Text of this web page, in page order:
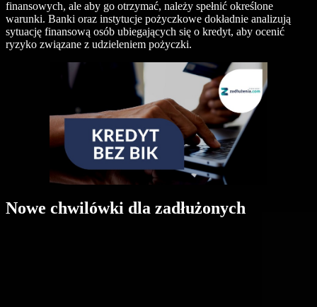
finansowych, ale aby go otrzymać, należy spełnić określone
warunki. Banki oraz instytucje pożyczkowe dokładnie analizują
sytuację finansową osób ubiegających się o kredyt, aby ocenić
ryzyko związane z udzieleniem pożyczki.
Nowe chwilówki dla zadłużonych